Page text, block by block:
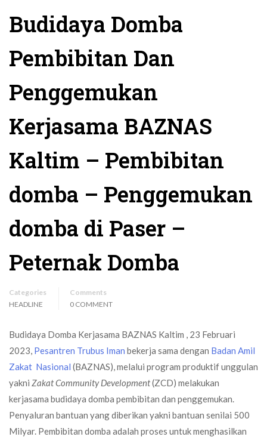
Budidaya Domba
Pembibitan Dan
Penggemukan
Kerjasama BAZNAS
Kaltim – Pembibitan
domba – Penggemukan
domba di Paser –
Peternak Domba
Categories
HEADLINE
Comments
0 COMMENT
Budidaya Domba Kerjasama BAZNAS Kaltim , 23 Februari
2023, Pesantren Trubus Iman bekerja sama dengan Badan Amil
Zakat Nasional (BAZNAS), melalui program produktif unggulan
yakni Zakat Community Development(ZCD) melakukan
kerjasama budidaya domba pembibitan dan penggemukan.
Penyaluran bantuan yang diberikan yakni bantuan senilai 500
Milyar. Pembibitan domba adalah proses untuk menghasilkan